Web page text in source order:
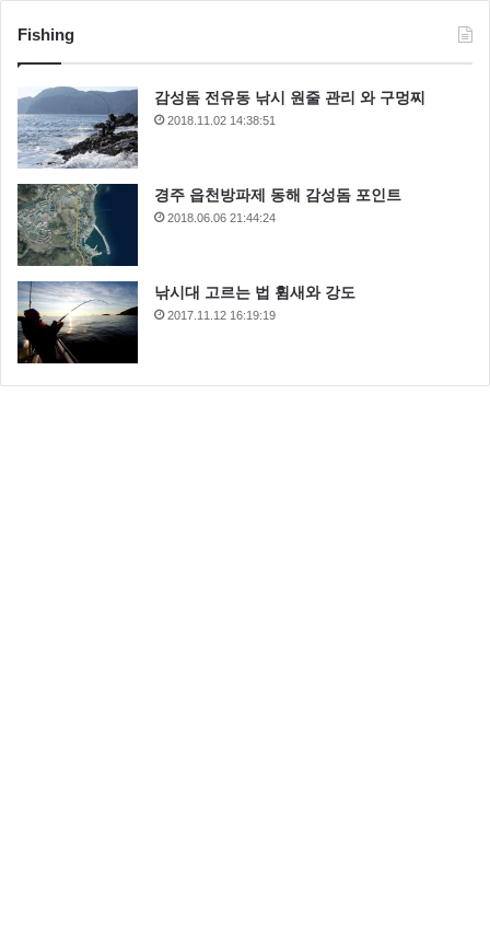
Fishing
감성돔 전유동 낚시 원줄 관리 와 구멍찌
2018.11.02 14:38:51
경주 읍천방파제 동해 감성돔 포인트
2018.06.06 21:44:24
낚시대 고르는 법 휨새와 강도
2017.11.12 16:19:19